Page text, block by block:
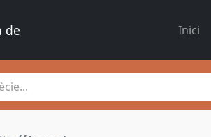
de
Inici